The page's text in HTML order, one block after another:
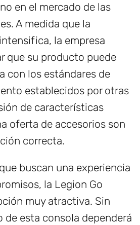
en el mercado de las
A medida que la
la empresa
que su producto puede
con los estándares de
establecidos por otras
de características
oferta de accesorios son
correcta.
buscan una experiencia
la Legion Go
muy atractiva. Sin
de esta consola dependerá